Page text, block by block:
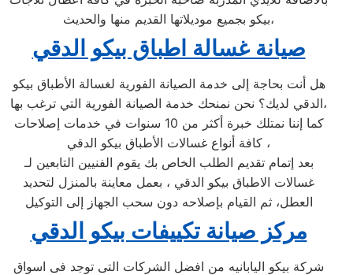
بيكو بجميع موديلاتها القديم منها والحديث،
صيانة غسالة اطباق بيكو الدقي
هل أنت بحاجة إلى خدمة الصيانة الفورية لغسالة الأطباق بيكو
الدقي لديك؟ نحن نمنحك خدمة الصيانة الفورية التي ترغب بها،
كما إننا نمتلك خبرة أكثر من 10 سنوات في خدمات إصلاحات
كافة أنواع غسالات الأطباق بيكو الدقي ،
بعد إتمام تقديم الطلب الخاص بك يقوم الفنيين التابعين لـ
غسالات الاطباق بيكو الدقي ، بعمل معاينة بالمنزل لتحديد
العطل، ثم القيام بإصلاحه دون سحب الجهاز إلى التوكيل
مركز صيانة تكييفات بيكو الدقي
شركة بيكو اليابانيه من افضل الشركات التى توجد فى اسواق